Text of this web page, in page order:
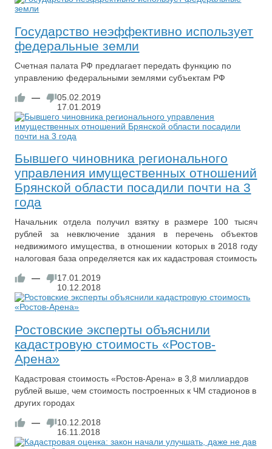
Государство неэффективно использует
федеральные земли
Счетная палата РФ предлагает передать функцию по
управлению федеральными землями субъектам РФ
—
05.02.2019
17.01.2019
Бывшего чиновника регионального
управления имущественных отношений
Брянской области посадили почти на 3
года
Начальник отдела получил взятку в размере 100 тысяч
рублей за невключение здания в перечень объектов
недвижимого имущества, в отношении которых в 2018 году
налоговая база определяется как их кадастровая стоимость
—
17.01.2019
10.12.2018
Ростовские эксперты объяснили
кадастровую стоимость «Ростов-
Арена»
Кадастровая стоимость «Ростов-Арена» в 3,8 миллиардов
рублей выше, чем стоимость построенных к ЧМ стадионов в
других городах
—
10.12.2018
16.11.2018